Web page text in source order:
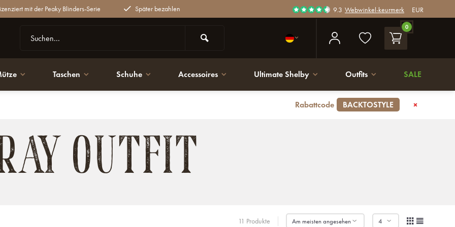
mit der Peaky Blinders-Serie Später bezahlen 9.3 Webwinkel-keurmerk EUR
0
Taschen Schuhe Accessoires Ultimate Shelby Outfits SALE
Rabattcode BACKTOSTYLE
OUTFIT
11 Produkte